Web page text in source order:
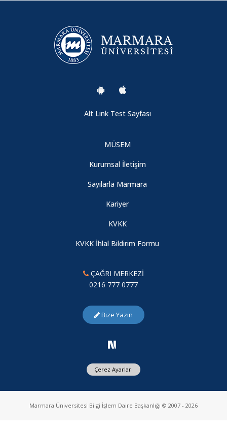
Alt Link Test Sayfası
MÜSEM
Kurumsal İletişim
Sayılarla Marmara
Kariyer
KVKK
KVKK İhlal Bildirim Formu
ÇAĞRI MERKEZİ
0216 777 0777
Bize Yazın
Çerez Ayarları
Marmara Üniversitesi Bilgi İşlem Daire Başkanlığı © 2007 - 2026